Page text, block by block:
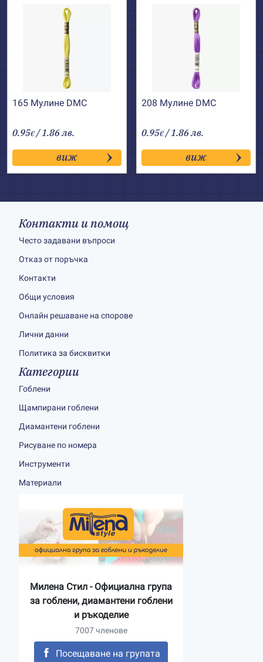
165 Мулине DMC
0.95€ / 1.86 лв.
виж
208 Мулине DMC
0.95€ / 1.86 лв.
виж
Контакти и помощ
Често задавани въпроси
Отказ от поръчка
Контакти
Общи условия
Онлайн решаване на спорове
Лични данни
Политика за бисквитки
Категории
Гоблени
Щампирани гоблени
Диамантени гоблени
Рисуване по номера
Инструменти
Материали
Милена Стил - Официална група
за гоблени, диамантени гоблени
и ръкоделие
7007 членове
Посещаване на групата